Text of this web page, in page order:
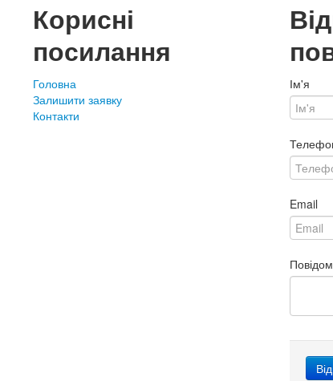
Корисні
посилання
Головна
Залишити заявку
Контакти
Ім'я
Email